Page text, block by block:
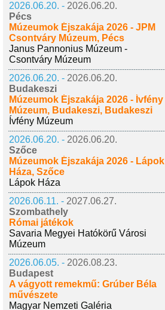
2026.06.20. - 2026.06.20.
Pécs
Múzeumok Éjszakája 2026 - JPM
Csontváry Múzeum, Pécs
Janus Pannonius Múzeum -
Csontváry Múzeum
2026.06.20. - 2026.06.20.
Budakeszi
Múzeumok Éjszakája 2026 - Ívfény
Múzeum, Budakeszi, Budakeszi
Ívfény Múzeum
2026.06.20. - 2026.06.20.
Szőce
Múzeumok Éjszakája 2026 - Lápok
Háza, Szőce
Lápok Háza
2026.06.11. - 2027.06.27.
Szombathely
Római játékok
Savaria Megyei Hatókörű Városi
Múzeum
2026.06.05. - 2026.08.23.
Budapest
A vágyott remekmű: Grúber Béla
művészete
Magyar Nemzeti Galéria